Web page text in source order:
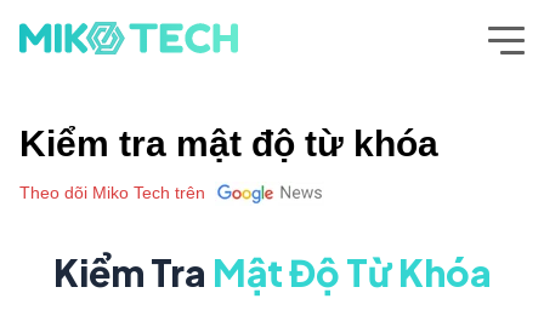
Kiểm tra mật độ từ khóa
Theo dõi Miko Tech trên
Kiểm Tra Mật Độ Từ Khóa